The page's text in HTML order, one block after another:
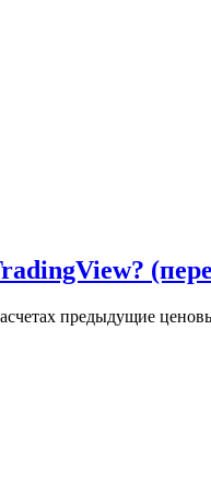
предыдущие